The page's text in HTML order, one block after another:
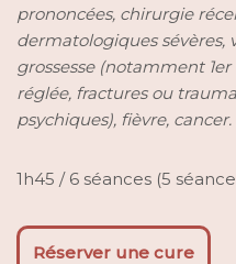
prononcées, chirurgie
dermatologiques sévères,
grossesse (notamment
réglée, fractures ou
psychiques), fièvre, cancer.
1h45 / 6 séances (5
Réserver une cure